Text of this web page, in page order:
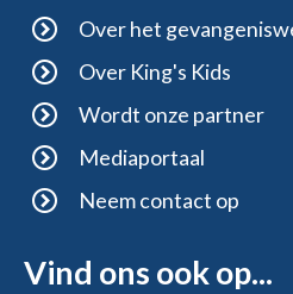
Over het
Over King's Kids
Wordt onze partner
Mediaportaal
Neem contact op
Vind ons ook op...